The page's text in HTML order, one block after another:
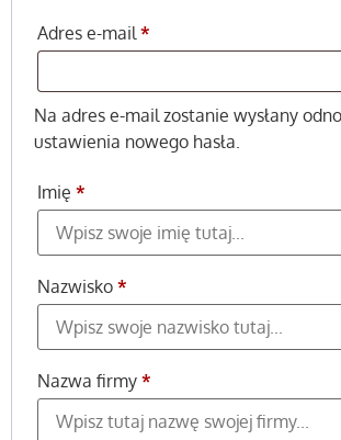
Adres e-mail*
Na adres e-mail zostanie wysłany
ustawienia nowego hasła.
Imię *
Nazwisko *
Nazwa firmy *